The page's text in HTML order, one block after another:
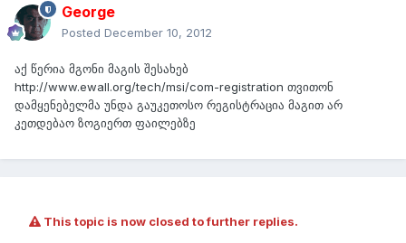
George
Posted December 10, 2012
აქ წერია მგონი მაგის შესახებ
http://www.ewall.org/tech/msi/com-registration თვითონ
დამყენებელმა უნდა გაუკეთოსო რეგისტრაცია მაგით არ
კეთდებაო ზოგიერთ ფაილებზე
This topic is now closed to further replies.